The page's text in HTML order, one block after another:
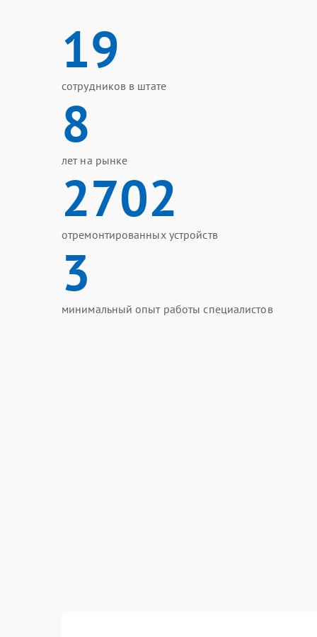
19
сотрудников в штате
8
лет на рынке
2702
отремонтированных устройств
3
минимальный опыт работы специалистов